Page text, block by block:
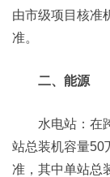
由市级项目核准
准。
二、能源
水电站：在跨
站总装机容量50
准，其中单站总